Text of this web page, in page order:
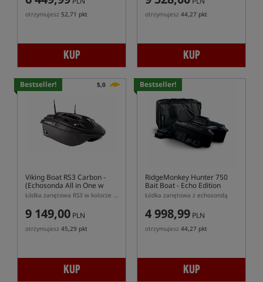
otrzymujesz 52,71 pkt
KUP
otrzymujesz 44,27 pkt
KUP
Bestseller! 5,0
Viking Boat RS3 Carbon-
(Echosonda All in One w
Pilocie)
Łódka zanętowa RS3 w kolorze carbon z GPS, autopilotem i echosondą All in One w pilocie
9 149,00 PLN
otrzymujesz 45,29 pkt
KUP
Bestseller!
RidgeMonkey Hunter 750
Bait Boat - Echo Edition
Łódka zanętowa z echosondą
4 998,99 PLN
otrzymujesz 44,27 pkt
KUP